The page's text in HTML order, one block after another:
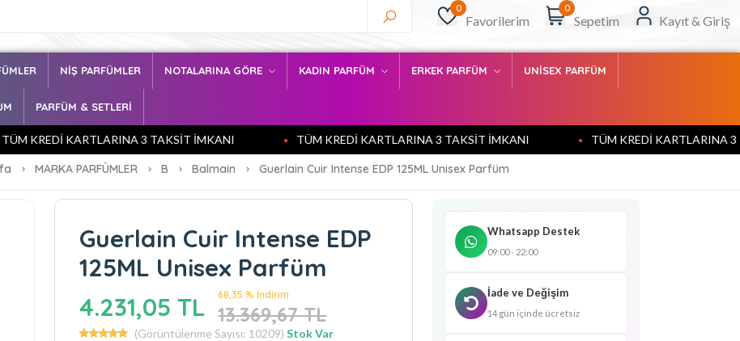
0
Favorilerim
0
Sepetim Kayıt & Giriş
NİŞ PARFÜMLER NOTALARINA GÖRE KADIN PARFÜM ERKEK PARFÜM UNİSEX PARFÜM
PARFÜM & SETLERİ
KARTLARINA 3 TAKSİT İMKANI TÜM KREDİ KARTLARINA 3 TAKSİT İMKANI TÜM KREDİ KARTLARINA 3
MARKA PARFÜMLER B Balmain Guerlain Cuir Intense EDP 125ML Unisex Parfüm
Guerlain Cuir Intense EDP
125ML Unisex Parfüm
4.231,05 TL
68,35 % İndirim
13.369,67 TL
(Görüntülenme Sayısı: 10209) Stok Var
Whatsapp Destek
09:00 - 22:00
İade ve Değişim
14 gün içinde ücretsiz